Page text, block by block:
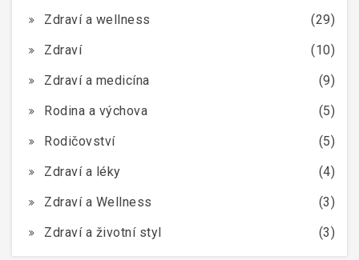
Zdraví a wellness
(29)
Zdraví
(10)
Zdraví a medicína
(9)
Rodina a výchova
(5)
Rodičovství
(5)
Zdraví a léky
(4)
Zdraví a Wellness
(3)
Zdraví a životní styl
(3)